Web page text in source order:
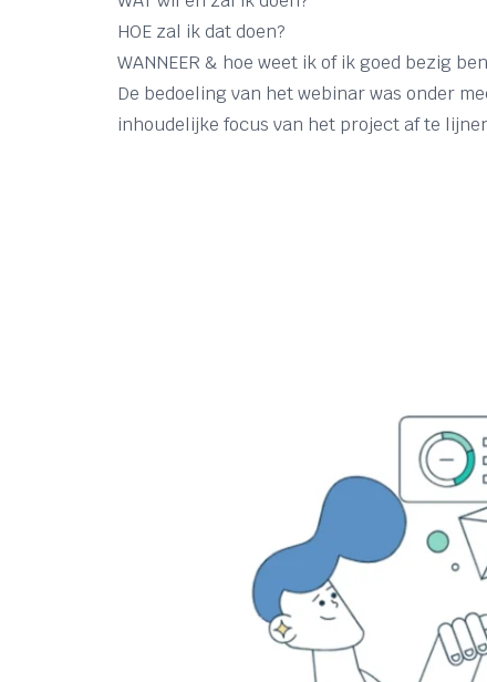
HOE zal ik dat doen?
WANNEER & hoe weet ik of ik goed bezig
De bedoeling van het webinar was onder
inhoudelijke focus van het project af te